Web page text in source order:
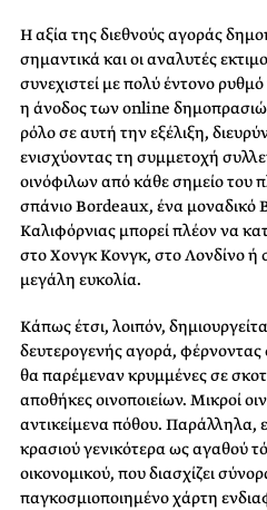
Η αξία της διεθνούς αγοράς
σημαντικά και οι αναλυτές
συνεχιστεί με πολύ έντονο
η άνοδος των online δημοπρασιών
ρόλο σε αυτή την εξέλιξη,
ενισχύοντας τη συμμετοχή
οινόφιλων από κάθε σημείο του
σπάνιο Bordeaux, ένα
Καλιφόρνιας μπορεί πλέον να
στο Χονγκ Κονγκ, στο Λονδίνο
μεγάλη ευκολία.
Κάπως έτσι, λοιπόν,
δευτερογενής αγορά,
θα παρέμεναν κρυμμένες σε
αποθήκες οινοποιείων. Μικροί
αντικείμενα πόθου. Παράλληλα,
κρασιού γενικότερα ως αγαθού
οικονομικού, που διασχίζει
παγκοσμιοποιημένο χάρτη